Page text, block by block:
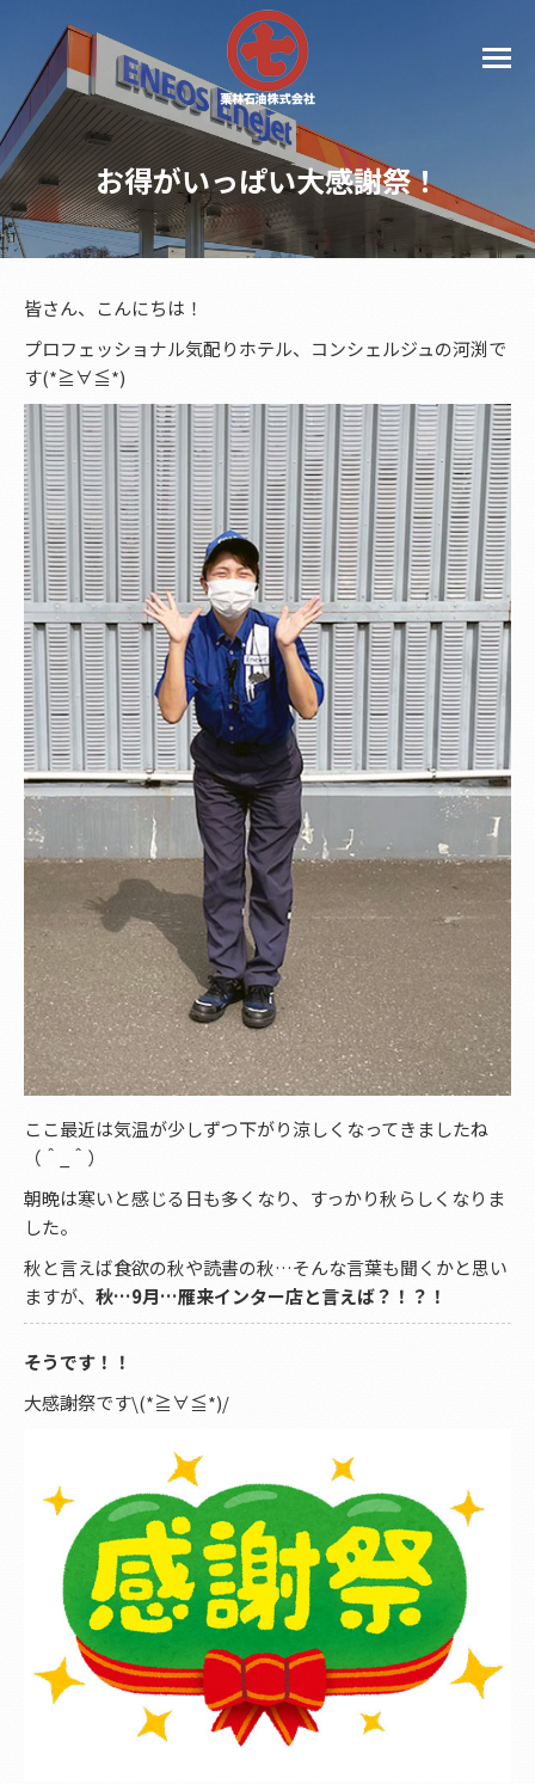
お得がいっぱい大感謝祭！
皆さん、こんにちは！
プロフェッショナル気配りホテル、コンシェルジュの河渕で
す(*≧∀≦*)
ここ最近は気温が少しずつ下がり涼しくなってきましたね
（＾_＾）
朝晩は寒いと感じる日も多くなり、すっかり秋らしくなりま
した。
秋と言えば食欲の秋や読書の秋…そんな言葉も聞くかと思い
ますが、 秋…9月…雁来インター店と言えば？！？！
そうです！！
大感謝祭です\(*≧∀≦*)/